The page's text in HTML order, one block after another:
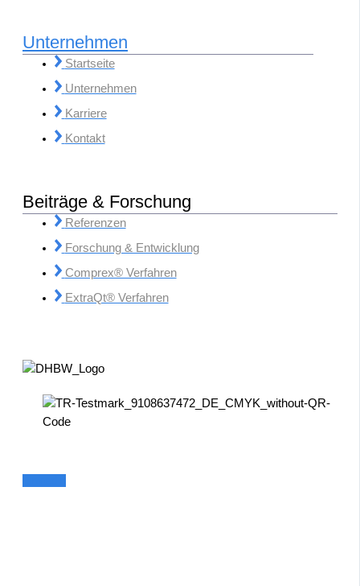
Unternehmen
Startseite
Unternehmen
Karriere
Kontakt
Beiträge & Forschung
Referenzen
Forschung & Entwicklung
Comprex® Verfahren
ExtraQt® Verfahren